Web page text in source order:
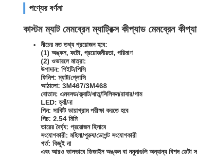
পণ্যের বর্ণনা
কাস্টম ম্যাট মেমব্রেন ম্যাট্রিক্স কীপ্যাড মেমব্রেন
নীচের মত তথ্য প্রয়োজন হবে:
(1) অঙ্কন, ফটো, প্রয়োজনীয়তা, পরিমাণ
(2) ওভারলে মাত্রা:
উপাদান: পিইটি/পিসি
ফিনিশ: ম্যাট/গ্লোসি
আঠালো: 3M467/3M468
বোতাম: এমবসড/ফ্ল্যাট/ধাতু/সিলিকন/রাবার/গাম
LED: হ্যাঁ/না
পিন: সার্কিট ডায়াগ্রাম পরীক্ষা করতে হবে
পিচ: 2.54 মিমি
তারের দৈর্ঘ্য: প্রয়োজন হিসাবে
সংযোগকারী: মহিলা/পুরুষ/ডোপন্ট সংযোগকারী
গর্ত: কিছুই না
এবং আরও ভালভাবে ডিজাইন অঙ্কন বা নমুনাগুলি অন্যান্য বিশদ